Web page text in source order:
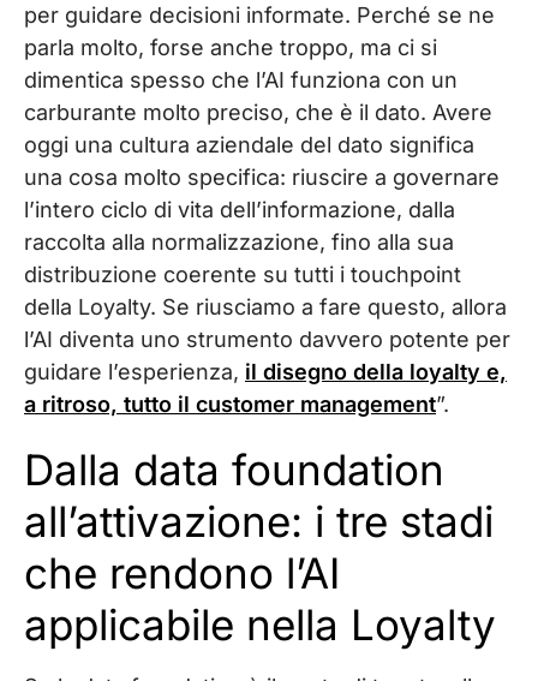
per guidare decisioni informate. Perché se ne
parla molto, forse anche troppo, ma ci si
dimentica spesso che l’AI funziona con un
carburante molto preciso, che è il dato. Avere
oggi una cultura aziendale del dato significa
una cosa molto specifica: riuscire a governare
l’intero ciclo di vita dell’informazione, dalla
raccolta alla normalizzazione, fino alla sua
distribuzione coerente su tutti i touchpoint
della Loyalty. Se riusciamo a fare questo, allora
l’AI diventa uno strumento davvero potente per
guidare l’esperienza, il disegno della loyalty e,
a ritroso, tutto il customer management”.
Dalla data foundation
all’attivazione: i tre stadi
che rendono l’AI
applicabile nella Loyalty